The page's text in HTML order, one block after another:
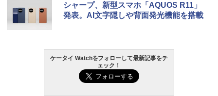
シャープ、新型スマホ「AQUOS R11」
発表。AI文字隠しや背面発光機能を搭載
ケータイ Watchをフォローして最新記事をチ
ェック！